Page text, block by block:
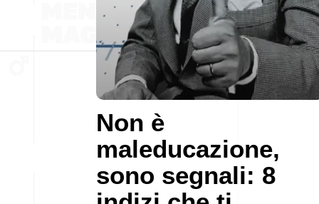
Non è
maleducazione,
sono segnali: 8